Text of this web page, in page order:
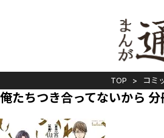
TOP コミ
俺たちつき合ってないから